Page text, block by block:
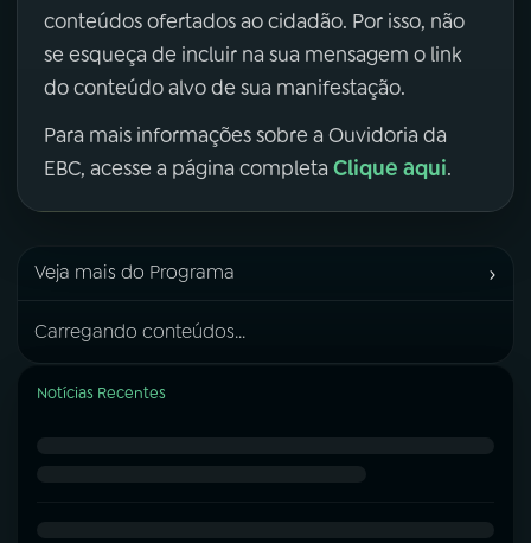
conteúdos ofertados ao cidadão. Por isso, não
se esqueça de incluir na sua mensagem o link
do conteúdo alvo de sua manifestação.
Para mais informações sobre a Ouvidoria da
EBC, acesse a página completa Clique aqui.
Veja mais do Programa ›
Carregando conteúdos...
Notícias Recentes